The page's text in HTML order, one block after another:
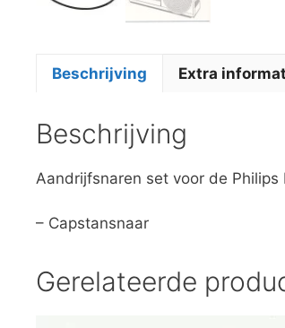
Beschrijving Extra
Beschrijving
Aandrijfsnaren set voor de
– Capstansnaar
Gerelateerde